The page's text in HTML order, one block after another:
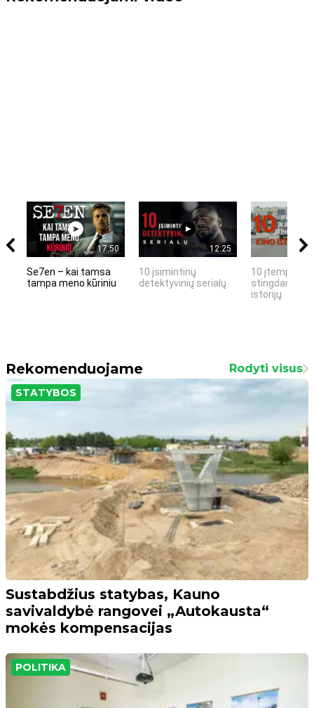
17:50
Se7en – kai tamsa
tampa meno kūriniu
12:25
10 įsimintinų
detektyvinių serialų
10 įtemptų,
stingdančių
istorijų
Rekomenduojame Rodyti visus
STATYBOS
Sustabdžius statybas, Kauno
savivaldybė rangovei „Autokausta“
mokės kompensacijas
POLITIKA